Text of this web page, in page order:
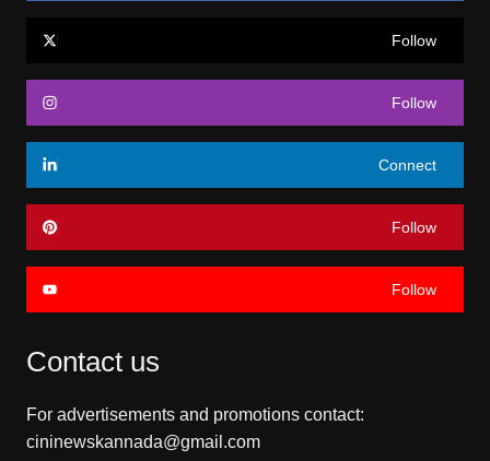
Follow
Follow
Connect
Follow
Follow
Contact us
For advertisements and promotions contact:
cininewskannada@gmail.com